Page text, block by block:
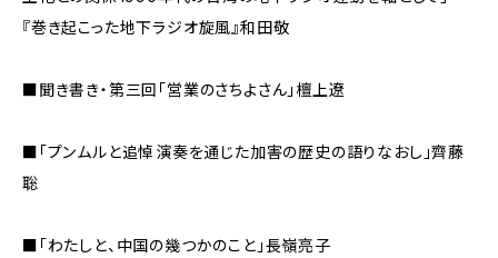
『巻き起こった地下ラジオ旋風』和田敬
■聞き書き・第三回「営業のさちよさん」檀上遼
■「プンムルと追悼――演奏を通じた加害の歴史の語りなおし」齊藤
聡
■「わたしと、中国の幾つかのこと」長嶺亮子